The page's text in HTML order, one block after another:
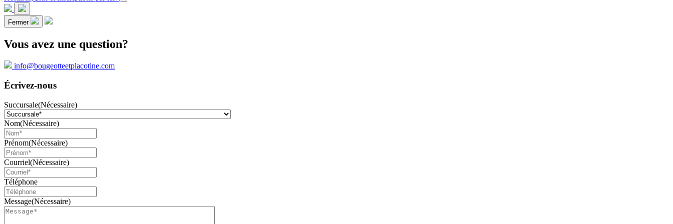
Fermer
Vous avez une question?
info@bougeotteetplacotine.com
Écrivez-nous
Succursale(Nécessaire)
Nom(Nécessaire)
Prénom(Nécessaire)
Courriel(Nécessaire)
Téléphone
Message(Nécessaire)